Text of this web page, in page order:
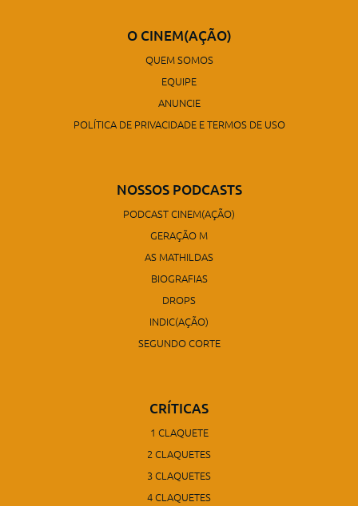
O CINEM(AÇÃO)
QUEM SOMOS
EQUIPE
ANUNCIE
POLÍTICA DE PRIVACIDADE E TERMOS DE USO
NOSSOS PODCASTS
PODCAST CINEM(AÇÃO)
GERAÇÃO M
AS MATHILDAS
BIOGRAFIAS
DROPS
INDIC(AÇÃO)
SEGUNDO CORTE
CRÍTICAS
1 CLAQUETE
2 CLAQUETES
3 CLAQUETES
4 CLAQUETES